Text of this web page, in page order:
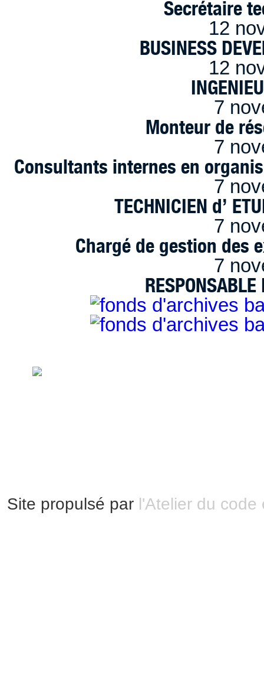
Secrétaire
12
BUSINESS
12
7
Monteur de
7
Consultants internes en
7
TECHNICIEN d’
7
Chargé de gestion des
7
Site propulsé par l'Atelier du